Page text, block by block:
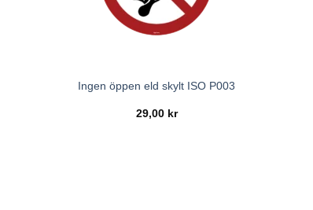
Ingen öppen eld skylt ISO P003
29,00 kr